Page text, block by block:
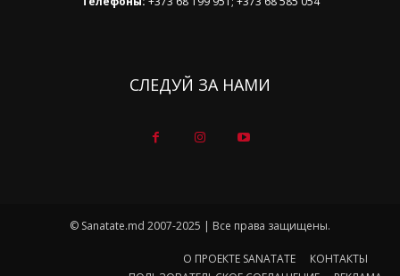
СЛЕДУЙ ЗА НАМИ
© Sanatate.md 2007-2025 | Все права защищены.
О ПРОЕКТЕ SANATATE
КОНТАКТЫ